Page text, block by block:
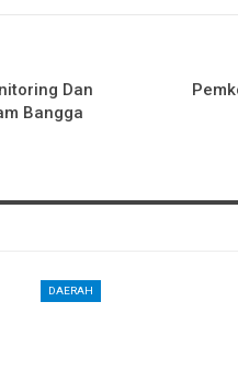
Dan
Bangga
DAERAH